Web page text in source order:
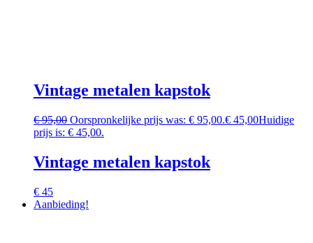
Vintage metalen kapstok
€95,00 Oorspronkelijke prijs was: € 95,00.€ 45,00Huidige
prijs is: € 45,00.
Vintage metalen kapstok
€ 45
Aanbieding!